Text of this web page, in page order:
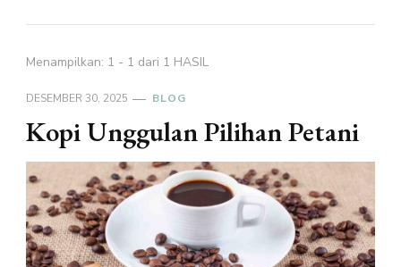
Menampilkan: 1 - 1 dari 1 HASIL
DESEMBER 30, 2025 BLOG
Kopi Unggulan Pilihan Petani